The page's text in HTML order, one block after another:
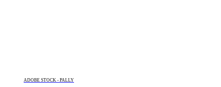
ADOBE STOCK - PALLY